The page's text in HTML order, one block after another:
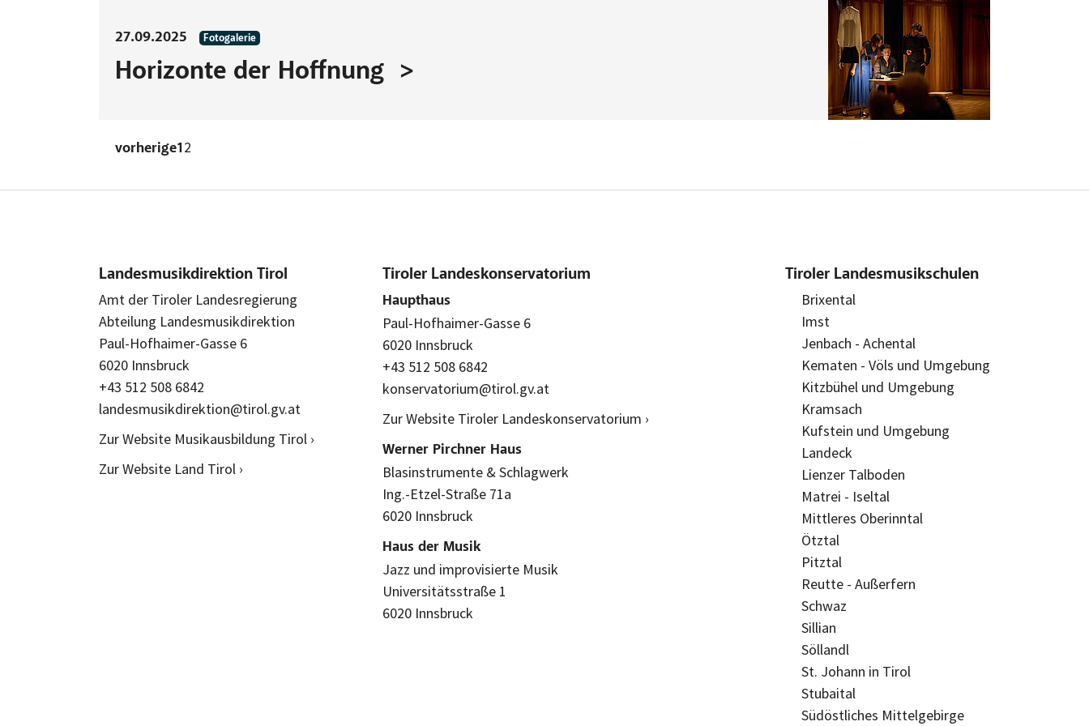
27.09.2025 Fotogalerie
Horizonte der Hoffnung
vorherige12
Landesmusikdirektion Tirol
Amt der Tiroler Landesregierung
Abteilung Landesmusikdirektion
Paul-Hofhaimer-Gasse 6
6020 Innsbruck
+43 512 508 6842
landesmusikdirektion@tirol.gv.at
Zur Website Musikausbildung Tirol ›
Zur Website Land Tirol ›
Tiroler Landeskonservatorium
Haupthaus
Paul-Hofhaimer-Gasse 6
6020 Innsbruck
+43 512 508 6842
konservatorium@tirol.gv.at
Zur Website Tiroler Landeskonservatorium ›
Werner Pirchner Haus
Blasinstrumente & Schlagwerk
Ing.-Etzel-Straße 71a
6020 Innsbruck
Haus der Musik
Jazz und improvisierte Musik
Universitätsstraße 1
6020 Innsbruck
Tiroler Landesmusikschulen
Brixental
Imst
Jenbach - Achental
Kematen - Völs und Umgebung
Kitzbühel und Umgebung
Kramsach
Kufstein und Umgebung
Landeck
Lienzer Talboden
Matrei - Iseltal
Mittleres Oberinntal
Ötztal
Pitztal
Reutte - Außerfern
Schwaz
Sillian
Söllandl
St. Johann in Tirol
Stubaital
Südöstliches Mittelgebirge